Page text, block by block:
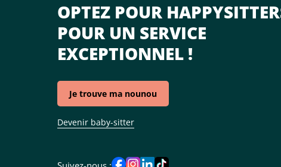
OPTEZ POUR
POUR UN SERVICE
EXCEPTIONNEL !
Je trouve ma nounou
Devenir baby-sitter